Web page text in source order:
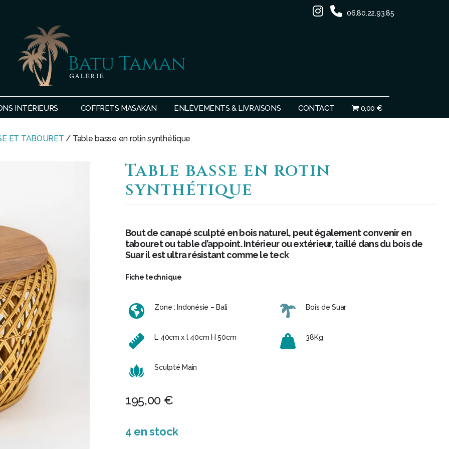
06.80.22.93.85
BATU
TAMAN
INTÉRIEURS COFFRETS MASAKAN ENLÈVEMENTS & LIVRAISONS CONTACT 0,00 €
ET TABOURET / Table basse en rotin synthétique
Table basse en rotin
synthétique
Bout de canapé sculpté en bois naturel, peut également convenir en
tabouret ou table d’appoint. Intérieur ou extérieur, taillé dans du bois de
Suar il est ultra résistant comme le teck
Fiche technique
Zone : Indonésie – Bali
L 40cm x l 40cm H 50cm
Sculpté Main
Bois de Suar
38Kg
195,00 €
4 en stock